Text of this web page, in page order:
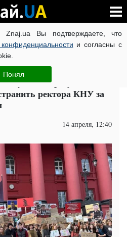
Znaj.ua Вы подтверждаете, что
и согласны с
Понял
УКРАИНЫ КОРОНАВИРУС В
ЧИТАТИ УКРАЇНСЬКОЮ
Студенты требуют от
ректора КНУ за
14 апреля, 12:40